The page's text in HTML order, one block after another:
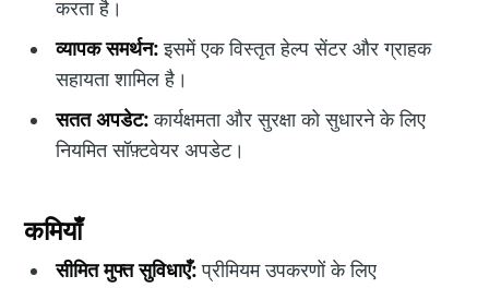
करता है।
व्यापक समर्थन:इसमें एक विस्तृत हेल्प सेंटर और ग्राहक
सहायता शामिल है।
सतत अपडेट:कार्यक्षमता और सुरक्षा को सुधारने के लिए
नियमित सॉफ़्टवेयर अपडेट।
कमियाँ
सीमित मुफ्त सुविधाएँ:प्रीमियम उपकरणों के लिए